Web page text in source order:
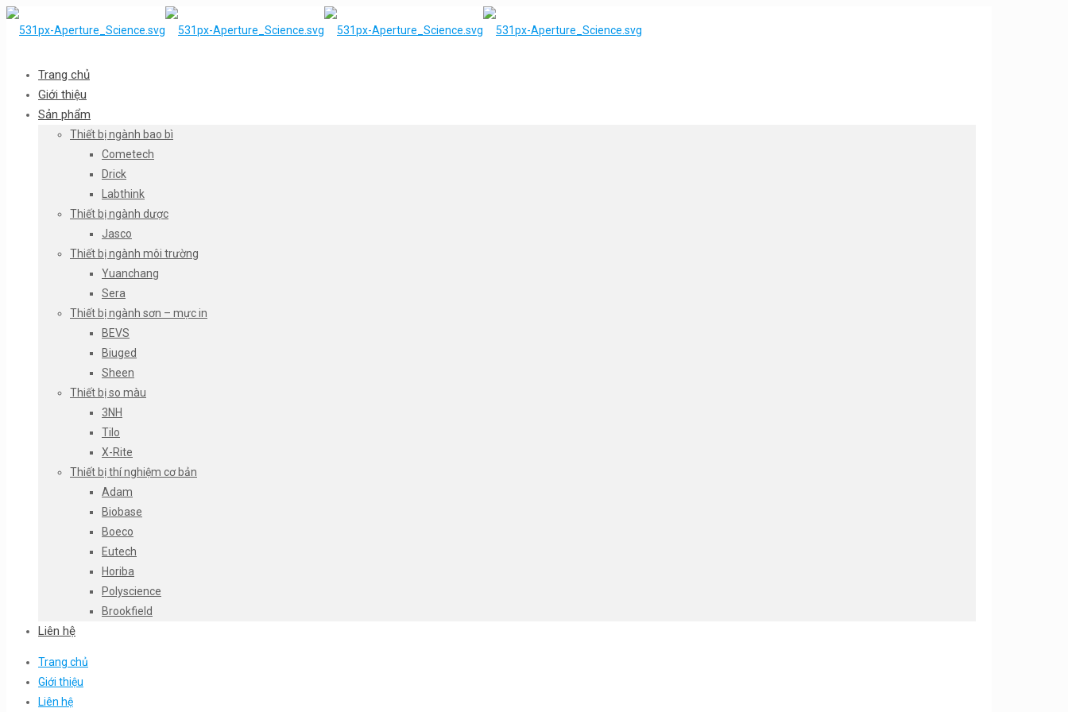
Trang chủ
Giới thiệu
Sản phẩm
Thiết bị ngành bao bì
Cometech
Drick
Labthink
Thiết bị ngành dược
Jasco
Thiết bị ngành môi trường
Yuanchang
Sera
Thiết bị ngành sơn – mực in
BEVS
Biuged
Sheen
Thiết bị so màu
3NH
Tilo
X-Rite
Thiết bị thí nghiệm cơ bản
Adam
Biobase
Boeco
Eutech
Horiba
Polyscience
Brookfield
Liên hệ
Trang chủ
Giới thiệu
Liên hệ